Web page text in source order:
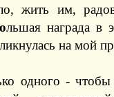
жить им,
ольшая награда в
на мой
одного - чтобы